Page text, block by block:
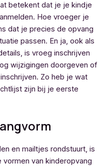
betekent dat je je kindje
Hoe vroeger je
dat je precies de opvang
passen. En ja, ook als
is vroeg inschrijven
wijzigingen doorgeven of
Zo heb je wat
zijn bij je eerste
en mailtjes rondstuurt, is
van kinderopvang